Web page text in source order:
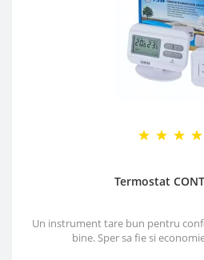
Termostat
Un instrument tare bun pentru
bine. Sper sa fie si